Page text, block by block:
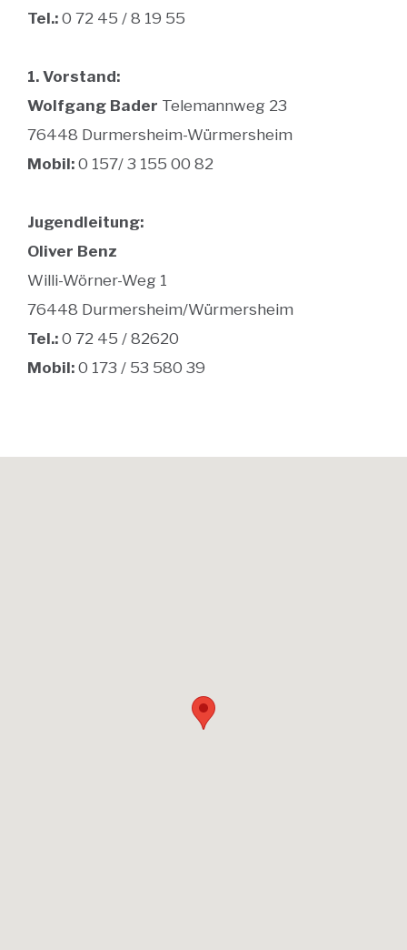
Tel.: 0 72 45 / 8 19 55
1. Vorstand:
Wolfgang Bader Telemannweg 23
76448 Durmersheim-Würmersheim
Mobil: 0 157/ 3 155 00 82
Jugendleitung:
Oliver Benz
Willi-Wörner-Weg 1
76448 Durmersheim/Würmersheim
Tel.: 0 72 45 / 82620
Mobil: 0 173 / 53 580 39